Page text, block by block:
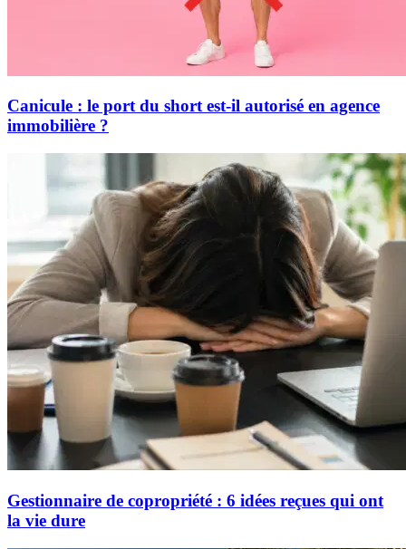
Canicule : le port du short est-il autorisé en agence
immobilière ?
Gestionnaire de copropriété : 6 idées reçues qui ont
la vie dure